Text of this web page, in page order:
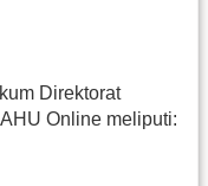
Direktorat
Online meliputi: